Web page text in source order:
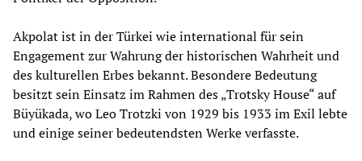
Akpolat ist in der Türkei wie international für sein
Engagement zur Wahrung der historischen Wahrheit und
des kulturellen Erbes bekannt. Besondere Bedeutung
besitzt sein Einsatz im Rahmen des „Trotsky House“ auf
Büyükada, wo Leo Trotzki von 1929 bis 1933 im Exil lebte
und einige seiner bedeutendsten Werke verfasste.